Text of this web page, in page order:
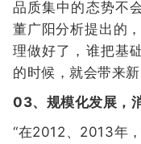
品质集中的态势不
董广阳分析提出的
理做好了，谁把基
的时候，就会带来
03、规模化发展，
“在2012、2013年